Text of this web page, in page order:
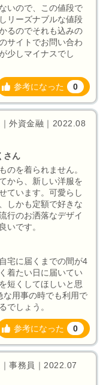
いので、この値段で
リーズナブルな値段
るのでそれも込みの
サイトでお問い合わ
少しマイナスでし
参考になった 0
外資金融｜2022.08
さん
のを着られません。
から、新しい洋服を
ています。可愛らし
しかも定額で好きな
行のお洒落なデザイ
いです。
宅に届くまでの間が4
着たい日に届いてい
短くしてほしいと思
な用事の時でも利用で
でしょう。
参考になった 0
事務員｜2022.07